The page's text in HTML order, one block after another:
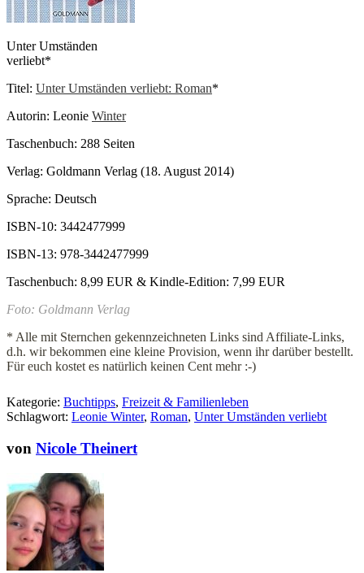
Unter Umständen
verliebt*
Titel: Unter Umständen verliebt: Roman*
Autorin: Leonie Winter
Taschenbuch: 288 Seiten
Verlag: Goldmann Verlag (18. August 2014)
Sprache: Deutsch
ISBN-10: 3442477999
ISBN-13: 978-3442477999
Taschenbuch: 8,99 EUR & Kindle-Edition: 7,99 EUR
Foto: Goldmann Verlag
* Alle mit Sternchen gekennzeichneten Links sind Affiliate-Links,
d.h. wir bekommen eine kleine Provision, wenn ihr darüber bestellt.
Für euch kostet es natürlich keinen Cent mehr :-)
Kategorie: Buchtipps, Freizeit & Familienleben
Schlagwort: Leonie Winter, Roman, Unter Umständen verliebt
von Nicole Theinert